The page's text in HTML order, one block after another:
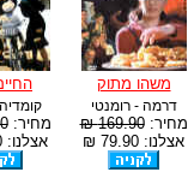
משהו מתוק
דרמה - רומנטי
מחיר:169.90 ₪
אצלנו: 79.90 ₪
מחיר:
אצלנו: 99.90 ₪